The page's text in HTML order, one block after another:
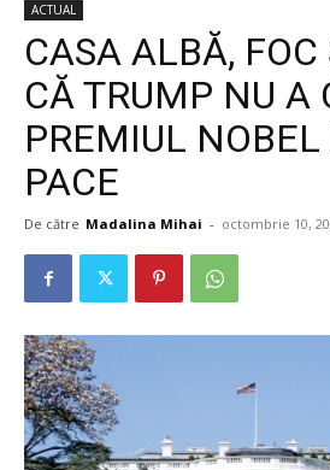
ACTUAL
CASA ALBĂ, FOC
CĂ TRUMP NU A
PREMIUL NOBEL
PACE
De către Madalina Mihai - octombrie 10,